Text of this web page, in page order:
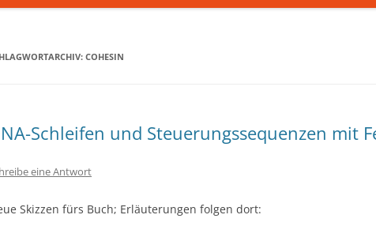
COHESIN
Schleifen und Steuerungssequenzen mit
eine Antwort
Skizzen fürs Buch; Erläuterungen folgen dort: